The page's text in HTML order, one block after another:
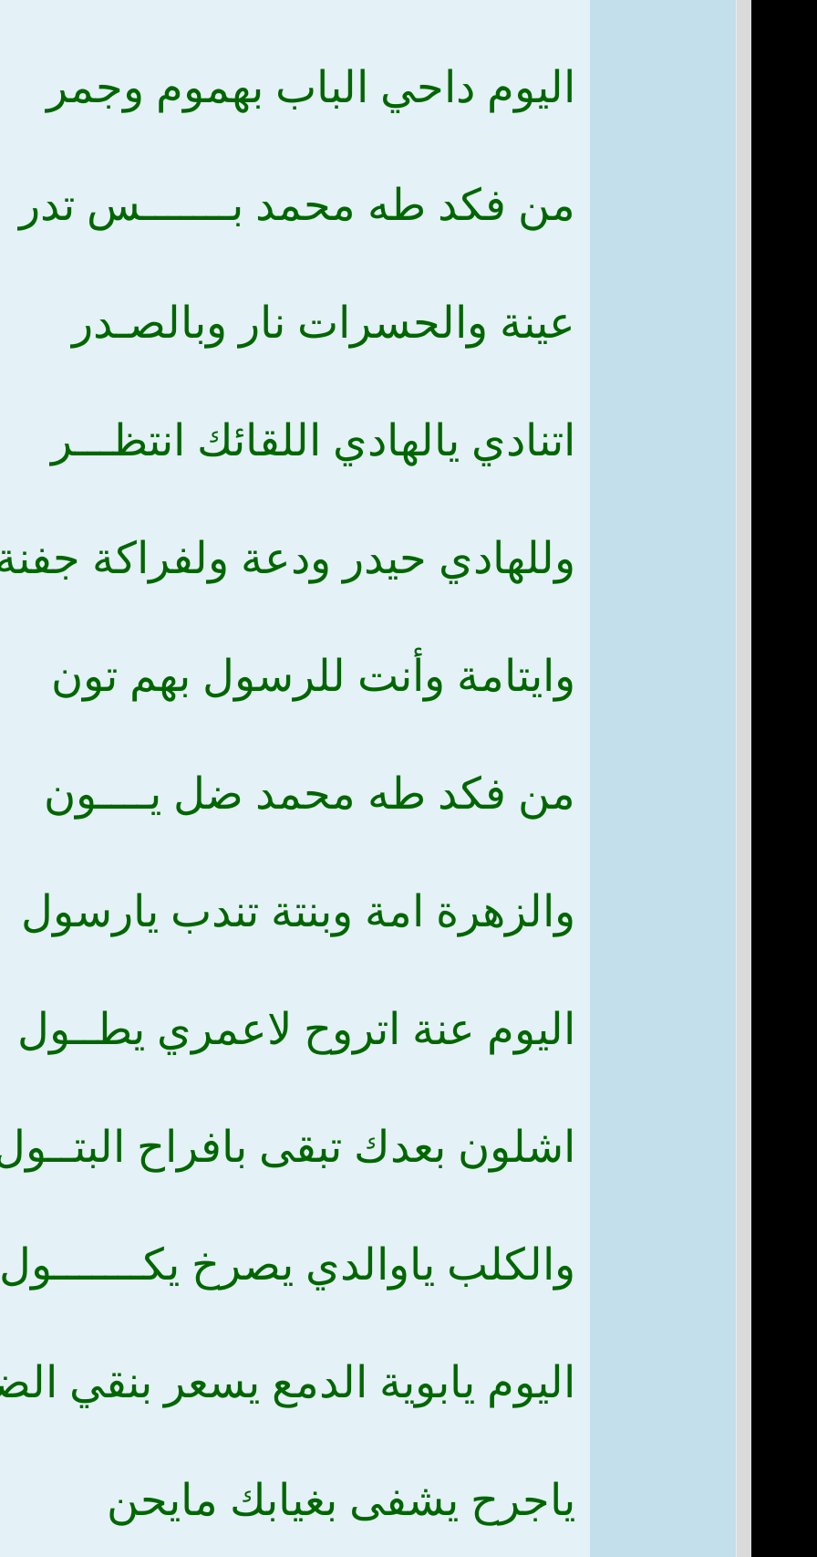
اليوم داحي الباب بهموم وجمر
من فكد طه محمد بـــــــس تدر
عينة والحسرات نار وبالصـدر
اتنادي يالهادي اللقائك انتظـــر
وللهادي حيدر ودعة ولفراكة
وايتامة وأنت للرسول بهم تون
من فكد طه محمد ضل يــــون
والزهرة امة وبنتة تندب يارسول
اليوم عنة اتروح لاعمري يطــول
اشلون بعدك تبقى بافراح
والكلب ياوالدي يصرخ يكـــــــول
اليوم يابوية الدمع يسعر بنقي
ياجرح يشفى بغيابك مايحن